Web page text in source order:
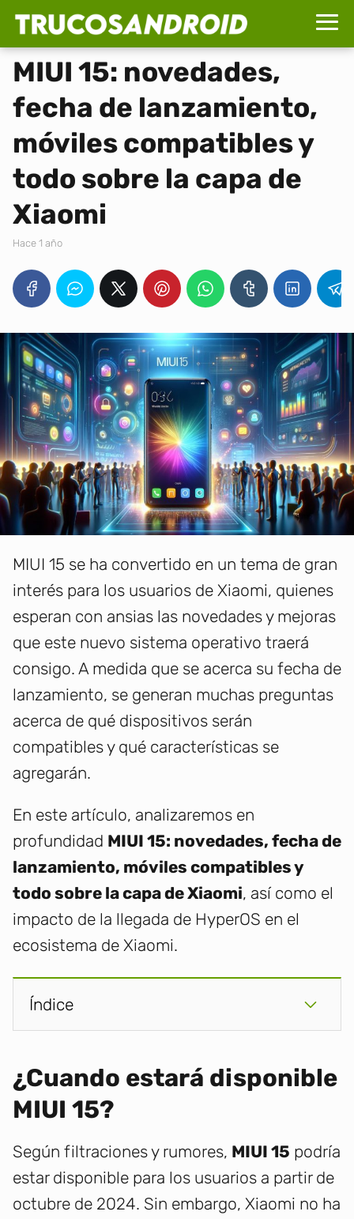
MIUI 15: novedades,
fecha de lanzamiento,
móviles compatibles y
todo sobre la capa de
Xiaomi
hace 1 año
MIUI 15 se ha convertido en un tema de gran
interés para los usuarios de Xiaomi, quienes
esperan con ansias las novedades y mejoras
que este nuevo sistema operativo traerá
consigo. A medida que se acerca su fecha de
lanzamiento, se generan muchas preguntas
acerca de qué dispositivos serán
compatibles y qué características se
agregarán.
En este artículo, analizaremos en
profundidad MIUI 15: novedades, fecha de
lanzamiento, móviles compatibles y
todo sobre la capa de Xiaomi, así como el
impacto de la llegada de HyperOS en el
ecosistema de Xiaomi.
Índice
¿Cuando estará disponible
MIUI 15?
Según filtraciones y rumores, MIUI 15 podría
estar disponible para los usuarios a partir de
octubre de 2024. Sin embargo, Xiaomi no ha